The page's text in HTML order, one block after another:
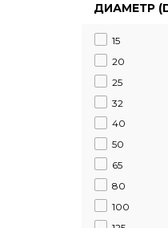
ДИАМЕТР
15
20
25
32
40
50
65
80
100